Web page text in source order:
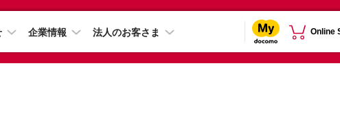
企業情報 法人のお客さま Online